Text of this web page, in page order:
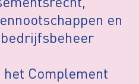
en
Complement